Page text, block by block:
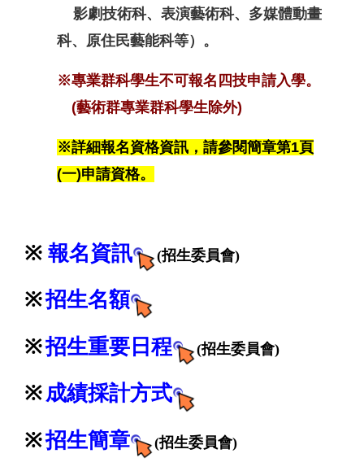
影劇技術科、表演藝術科、多媒體動畫
科、原住民藝能科等）。
※專業群科學生不可報名四技申請入學。
(藝術群專業群科學生除外)
※詳細報名資格資訊，請參閱簡章第1頁
(一)申請資格。
※ 報名資訊 (招生委員會)
※招生名額
※招生重要日程 (招生委員會)
※成績採計方式
※招生簡章 (招生委員會)